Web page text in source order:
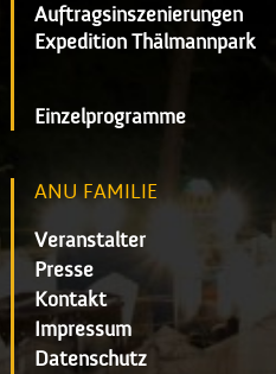
Auftragsinszenierungen
Expedition Thälmannpark
Einzelprogramme
ANU FAMILIE
Veranstalter
Presse
Kontakt
Impressum
Datenschutz